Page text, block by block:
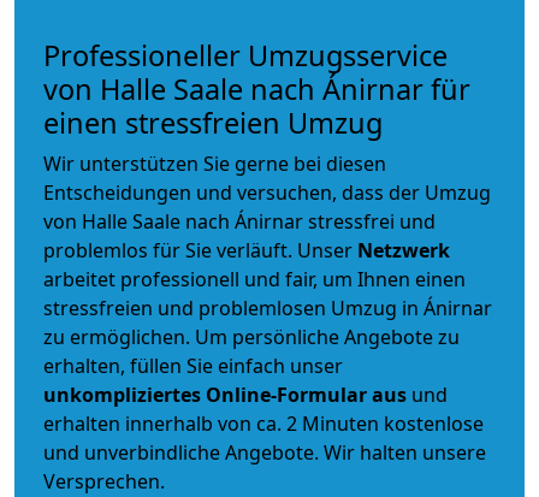
Professioneller Umzugsservice
von Halle Saale nach Ánirnar für
einen stressfreien Umzug
Wir unterstützen Sie gerne bei diesen
Entscheidungen und versuchen, dass der Umzug
von Halle Saale nach Ánirnar stressfrei und
problemlos für Sie verläuft. Unser Netzwerk
arbeitet professionell und fair, um Ihnen einen
stressfreien und problemlosen Umzug in Ánirnar
zu ermöglichen. Um persönliche Angebote zu
erhalten, füllen Sie einfach unser
unkompliziertes Online-Formular aus und
erhalten innerhalb von ca. 2 Minuten kostenlose
und unverbindliche Angebote. Wir halten unsere
Versprechen.